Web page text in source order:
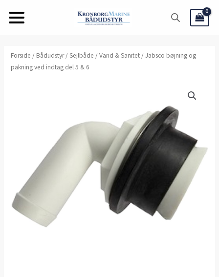
Forside / Bådudstyr/Sejlbåde /Vand & Sanitet / Jabsco bøjning og
pakning ved indtag del 5 & 6